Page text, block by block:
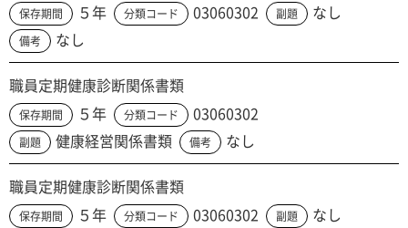
保存期間 ５年 分類コード 03060302 副題 なし
備考 なし
職員定期健康診断関係書類
保存期間 ５年 分類コード 03060302
副題 健康経営関係書類 備考 なし
職員定期健康診断関係書類
保存期間 ５年 分類コード 03060302 副題 なし